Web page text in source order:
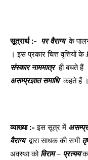
सूत्रार्थ:- पर वैराग्यके
। इस प्रकार चित्त वृत्तियों के
संस्कार नाममात्रही बचते हैं
असम्प्रज्ञात समाधिकहते हैं ।
व्याख्या:-इस सूत्र में
वैराग्यद्वारा साधक की सभी
अवस्था को विराम– प्रत्यय